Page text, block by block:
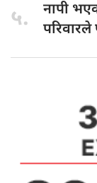
५. नापी
परिवारले